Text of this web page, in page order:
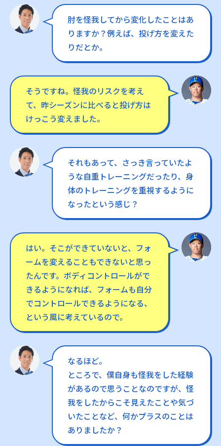
肘を怪我してから変化したことはあ
りますか？例えば、投げ方を変えた
りだとか。
そうですね。怪我のリスクを考え
て、昨シーズンに比べると投げ方は
けっこう変えました。
それもあって、さっき言っていたよ
うな自重トレーニングだったり、身
体のトレーニングを重視するように
なったという感じ？
はい。そこができていないと、フォ
ームを変えることもできないと思っ
たんです。ボディコントロールがで
きるようになれば、フォームも自分
でコントロールできるようになる、
という風に考えているので。
なるほど。
ところで、僕自身も怪我をした経験
があるので思うことなのですが、怪
我をしたからこそ見えたことや気づ
いたことなど、何かプラスのことは
ありましたか？